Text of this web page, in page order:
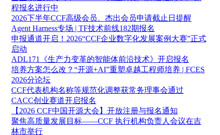
程报名进行中
2026下半年CCF高级会员、杰出会员申请截止日提醒
Agent Harness专场 | TF技术前线182期报名
申报通道开启！2026“CCF企业数字化发展案例大赛”正式
启动
ADL171《生产力变革的智能体前沿技术》开启报名
培养方案怎么改？“开源+AI”重塑卓越工程师培养 | FCES
2026分论坛
CCF代表机构名称等规范化调整获常务理事会通过
CACC创业赛道开启报名
【2026 CCF中国开源大会】开放注册与报名通知
聚焦高质量发展目标——CCF 执行机构负责人会议在吉
林市举行